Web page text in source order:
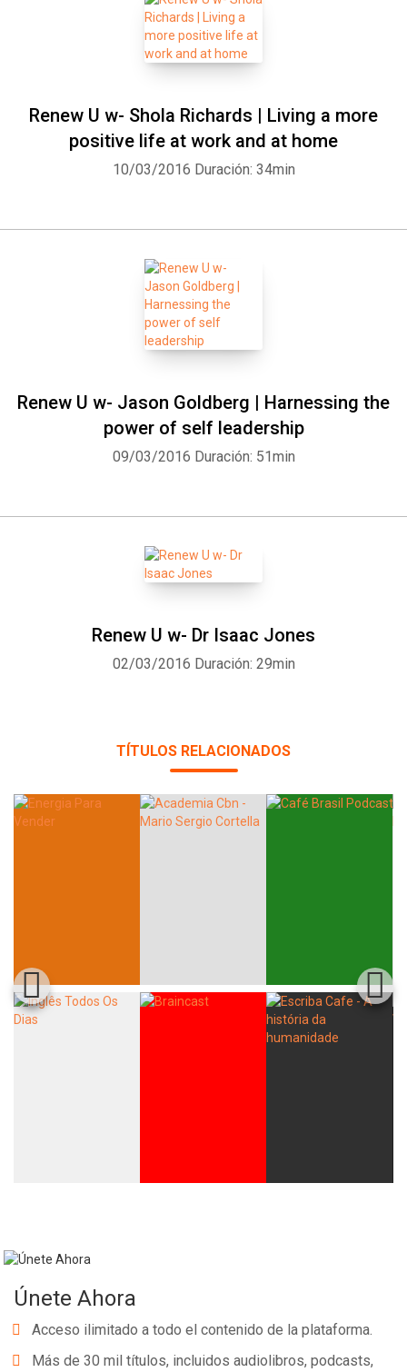
Renew U w- Shola Richards | Living a more
positive life at work and at home
10/03/2016 Duración: 34min
Renew U w- Jason Goldberg | Harnessing the
power of self leadership
09/03/2016 Duración: 51min
Renew U w- Dr Isaac Jones
02/03/2016 Duración: 29min
TÍTULOS RELACIONADOS
Únete Ahora
Acceso ilimitado a todo el contenido de la plataforma.
Más de 30 mil títulos, incluidos audiolibros, podcasts,
Whatsapp Facebook Twitter E-mail